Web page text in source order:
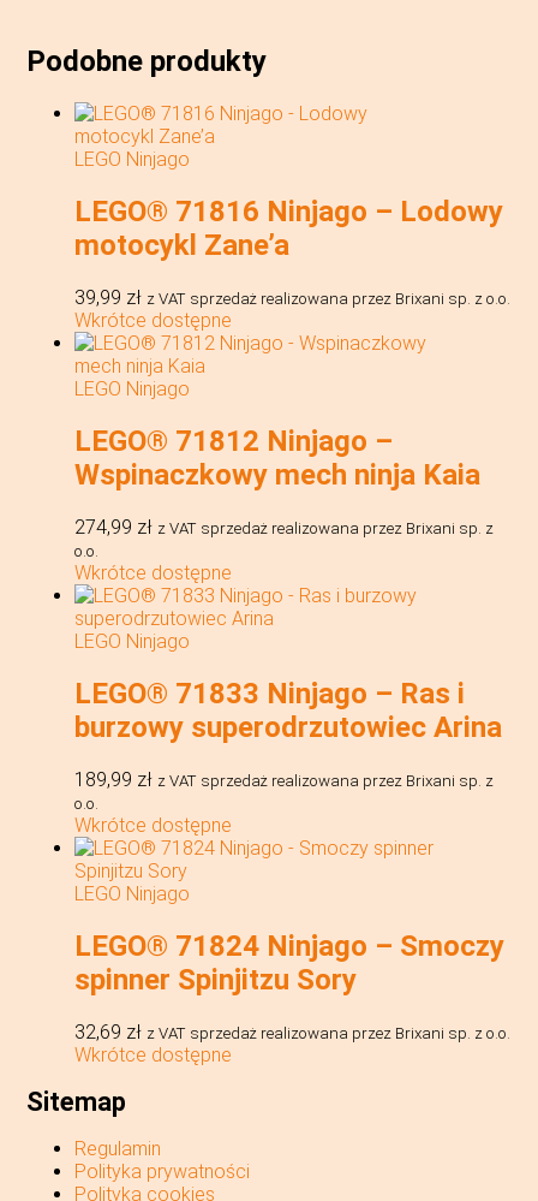
Podobne produkty
LEGO Ninjago
LEGO® 71816 Ninjago – Lodowy
motocykl Zane’a
39,99 zł z VAT sprzedaż realizowana przez Brixani sp. z o.o.
Wkrótce dostępne
LEGO Ninjago
LEGO® 71812 Ninjago –
Wspinaczkowy mech ninja Kaia
274,99 zł z VAT sprzedaż realizowana przez Brixani sp. z
o.o.
Wkrótce dostępne
LEGO Ninjago
LEGO® 71833 Ninjago – Ras i
burzowy superodrzutowiec Arina
189,99 zł z VAT sprzedaż realizowana przez Brixani sp. z
o.o.
Wkrótce dostępne
LEGO Ninjago
LEGO® 71824 Ninjago – Smoczy
spinner Spinjitzu Sory
32,69 zł z VAT sprzedaż realizowana przez Brixani sp. z o.o.
Wkrótce dostępne
Sitemap
Regulamin
Polityka prywatności
Polityka cookies